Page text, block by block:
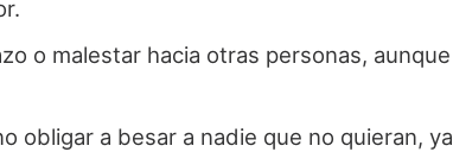
o malestar hacia otras personas, aunque
obligar a besar a nadie que no quieran, ya